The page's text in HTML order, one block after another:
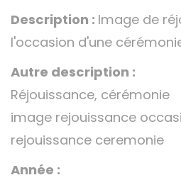
Description : Image de
l'occasion d'une
Autre description :
Réjouissance, cérémonie
image rejouissance
rejouissance ceremonie
Année :